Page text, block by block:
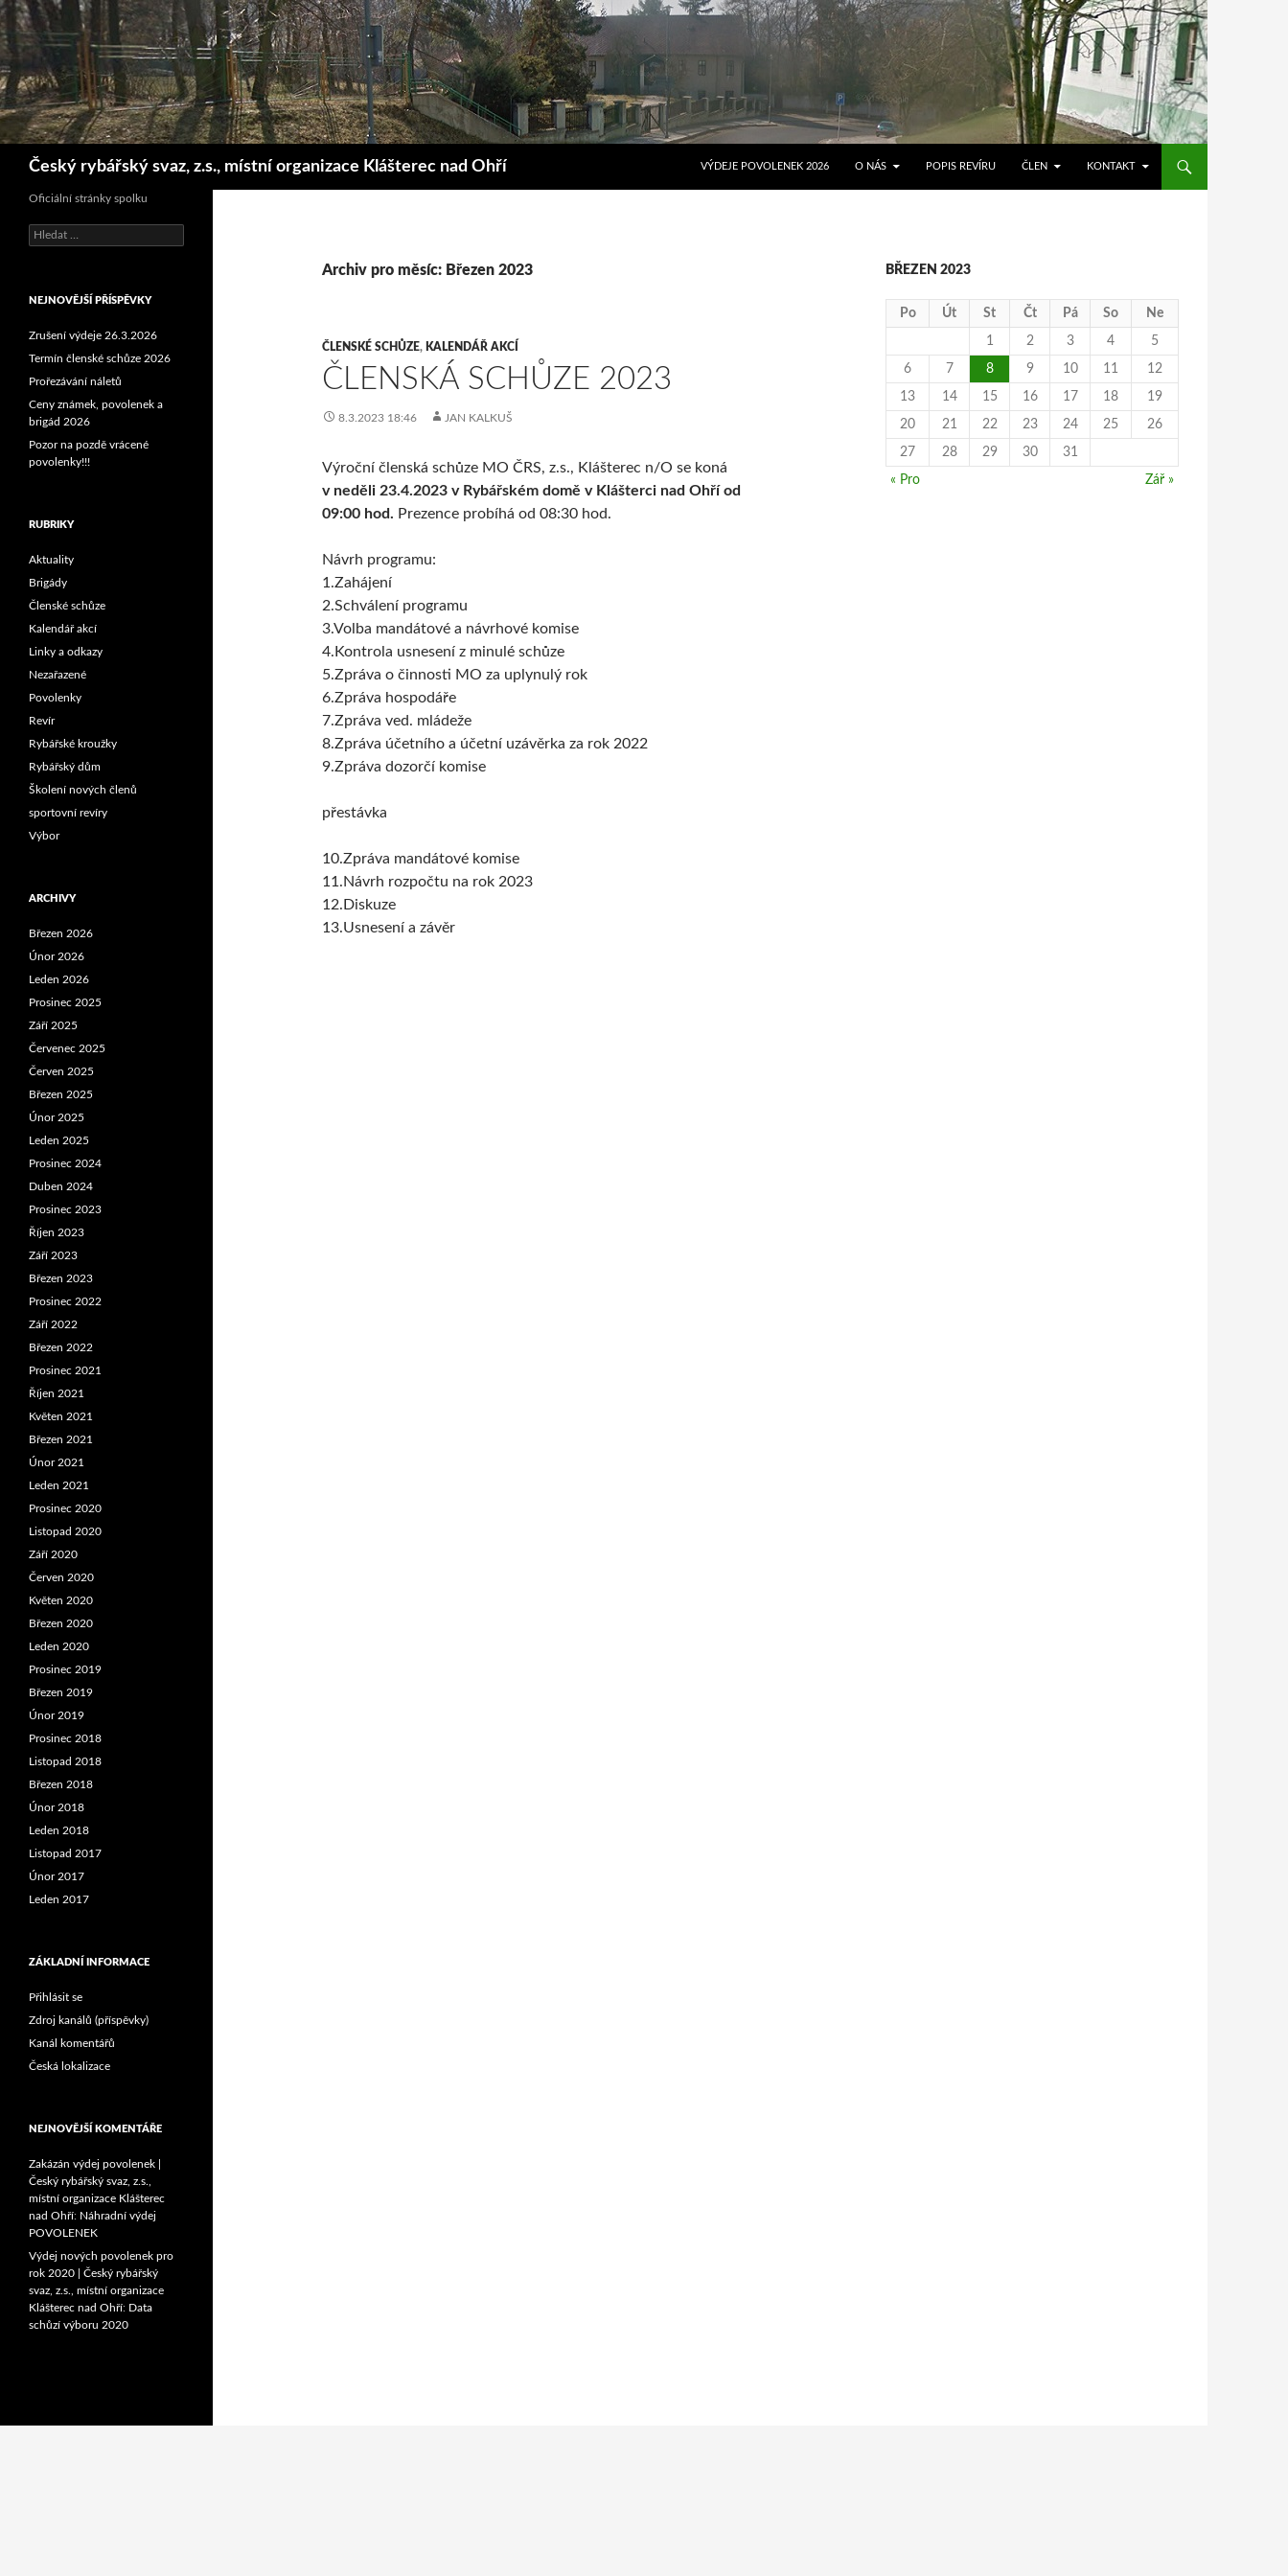
Český rybářský svaz, z.s., místní organizace Klášterec nad Ohří
Hledat
VÝDEJE POVOLENEK 2026
O NÁS POPIS REVÍRU ČLEN KONTAKT
Archiv pro měsíc: Březen 2023
ČLENSKÉ SCHŮZE, KALENDÁŘ AKCÍ
ČLENSKÁ SCHŮZE 2023
8.3.2023 18:46 JAN KALKUŠ
Výroční členská schůze MO ČRS, z.s., Klášterec n/O se koná
v neděli 23.4.2023 v Rybářském domě v Klášterci nad Ohří od
09:00 hod. Prezence probíhá od 08:30 hod.
Návrh programu:
1.Zahájení
2.Schválení programu
3.Volba mandátové a návrhové komise
4.Kontrola usnesení z minulé schůze
5.Zpráva o činnosti MO za uplynulý rok
6.Zpráva hospodáře
7.Zpráva ved. mládeže
8.Zpráva účetního a účetní uzávěrka za rok 2022
9.Zpráva dozorčí komise
přestávka
10.Zpráva mandátové komise
11.Návrh rozpočtu na rok 2023
12.Diskuze
13.Usnesení a závěr
BŘEZEN 2023
Po Út St Čt Pá So Ne
1 2 3 4 5
6 7 8 9 10 11 12
13 14 15 16 17 18 19
20 21 22 23 24 25 26
27 28 29 30 31
« Pro Zář »
Oficiální stránky spolku
Vyhledávání
NEJNOVĚJŠÍ PŘÍSPĚVKY
Zrušení výdeje 26.3.2026
Termín členské schůze 2026
Prořezávání náletů
Ceny známek, povolenek a
brigád 2026
Pozor na pozdě vrácené
povolenky!!!
RUBRIKY
Aktuality
Brigády
Členské schůze
Kalendář akcí
Linky a odkazy
Nezařazené
Povolenky
Revír
Rybářské kroužky
Rybářský dům
Školení nových členů
sportovní revíry
Výbor
ARCHIVY
Březen 2026
Únor 2026
Leden 2026
Prosinec 2025
Září 2025
Červenec 2025
Červen 2025
Březen 2025
Únor 2025
Leden 2025
Prosinec 2024
Duben 2024
Prosinec 2023
Říjen 2023
Září 2023
Březen 2023
Prosinec 2022
Září 2022
Březen 2022
Prosinec 2021
Říjen 2021
Květen 2021
Březen 2021
Únor 2021
Leden 2021
Prosinec 2020
Listopad 2020
Září 2020
Červen 2020
Květen 2020
Březen 2020
Leden 2020
Prosinec 2019
Březen 2019
Únor 2019
Prosinec 2018
Listopad 2018
Březen 2018
Únor 2018
Leden 2018
Listopad 2017
Únor 2017
Leden 2017
ZÁKLADNÍ INFORMACE
Přihlásit se
Zdroj kanálů (příspěvky)
Kanál komentářů
Česká lokalizace
NEJNOVĚJŠÍ KOMENTÁŘE
Zakázán výdej povolenek |
Český rybářský svaz, z.s.,
místní organizace Klášterec
nad Ohří: Náhradní výdej
POVOLENEK
Výdej nových povolenek pro
rok 2020 | Český rybářský
svaz, z.s., místní organizace
Klášterec nad Ohří: Data
schůzí výboru 2020